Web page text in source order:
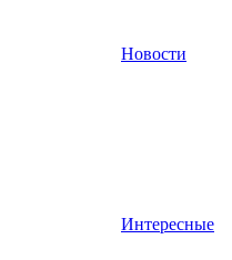
Новости
Интересные